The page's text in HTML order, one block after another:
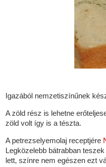
Igazából nemzetiszínűnek
A zöld rész is lehetne
zöld volt így is a tészta.
A petrezselyemolaj receptjére
Legközelebb bátrabban
lett, színre nem egészen ezt